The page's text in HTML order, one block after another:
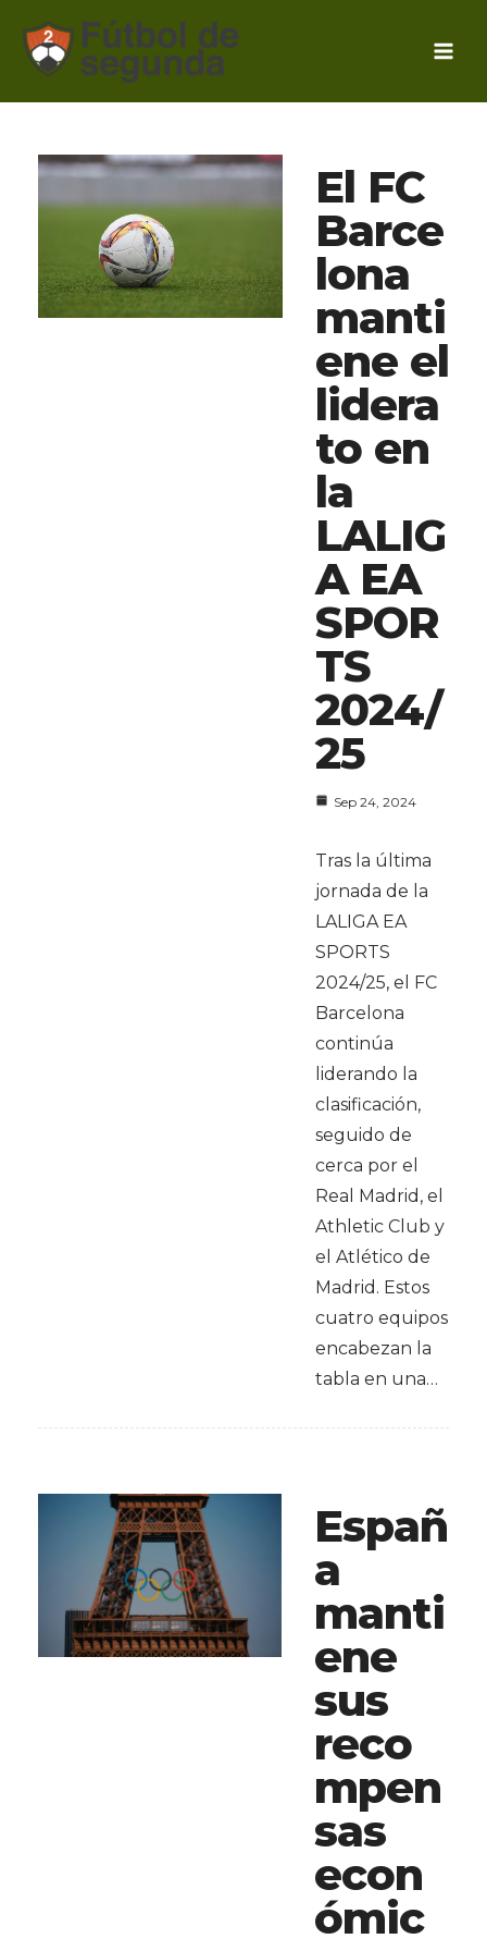
contenido
El FC
Barce
lona
manti
ene el
lidera
to en
la
LALIG
A EA
SPOR
TS
2024/
25
Sep 24, 2024
Tras la última
jornada de la
LALIGA EA
SPORTS
2024/25, el FC
Barcelona
continúa
liderando la
clasificación,
seguido de
cerca por el
Real Madrid, el
Athletic Club y
el Atlético de
Madrid. Estos
cuatro equipos
encabezan la
tabla en una…
Españ
a
manti
ene
sus
reco
mpen
sas
econ
ómic